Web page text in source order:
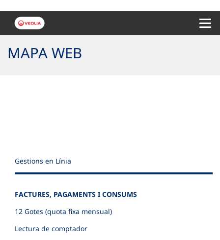
MAPA WEB
Gestions en Línia
FACTURES, PAGAMENTS I CONSUMS
12 Gotes (quota fixa mensual)
Lectura de comptador